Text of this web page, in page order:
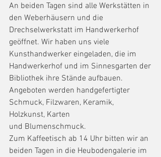
An beiden Tagen sind alle Werkstätten in
den Weberhäusern und die
Drechselwerkstatt im Handwerkerhof
geöffnet. Wir haben uns viele
Kunsthandwerker eingeladen, die im
Handwerkerhof und im Sinnesgarten der
Bibliothek ihre Stände aufbauen.
Angeboten werden handgefertigter
Schmuck, Filzwaren, Keramik,
Holzkunst, Karten
und Blumenschmuck.
Zum Kaffeetisch ab 14 Uhr bitten wir an
beiden Tagen in die Heubodengalerie im